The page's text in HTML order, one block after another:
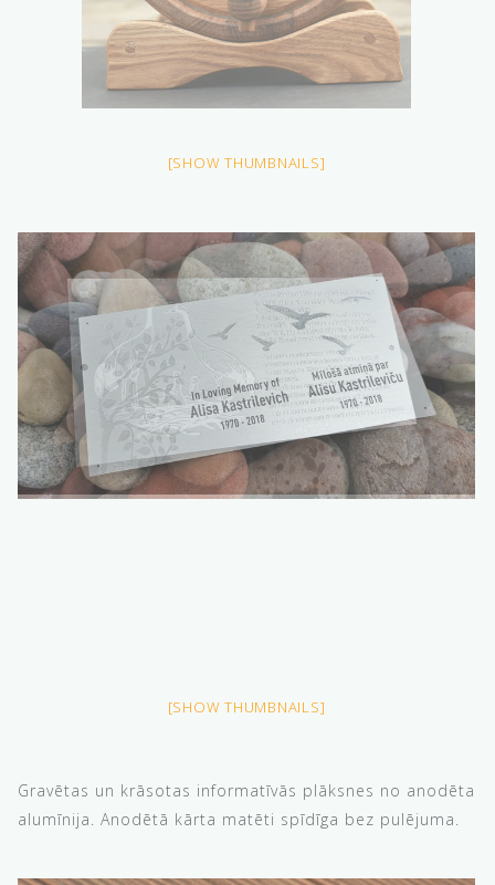
[SHOW THUMBNAILS]
[SHOW THUMBNAILS]
Gravētas un krāsotas informatīvās plāksnes no anodēta
alumīnija. Anodētā kārta matēti spīdīga bez pulējuma.